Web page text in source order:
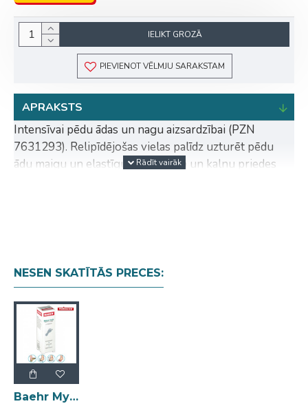
IELIKT GROZĀ
PIEVIENOT VĒLMJU SARAKSTAM
APRAKSTS
Intensīvai pēdu ādas un nagu aizsardzībai (PZN
7631293). Relipīdējošas vielas palīdz uzturēt pēdu
ādu maigu un elastīgu. Rozmarīna un kalnu priedes
Priekšrocības:
intensīva ādas un nagu aizsardzība
palīdz saglabāt ādu maigu un elastīgu
atsvaidzina un līdzsvaro
atbalsta dabisko aizsargbarjeru
palīdz aizsargāt pret sēnīšu infekcijām
Galvenās sastāvdaļas:
NESEN SKATĪTĀS PRECES:
Baehr Mythol forte intensīvai pēdu ādas un nagu aizsardzībai ar tējas koku eļļu 30ml